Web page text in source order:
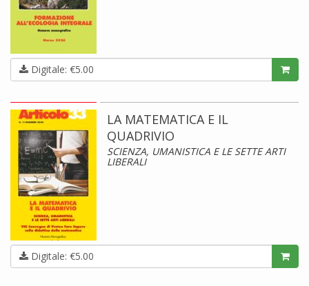
Digitale: €5.00
LA MATEMATICA E IL
QUADRIVIO
SCIENZA, UMANISTICA E LE SETTE ARTI
LIBERALI
Digitale: €5.00